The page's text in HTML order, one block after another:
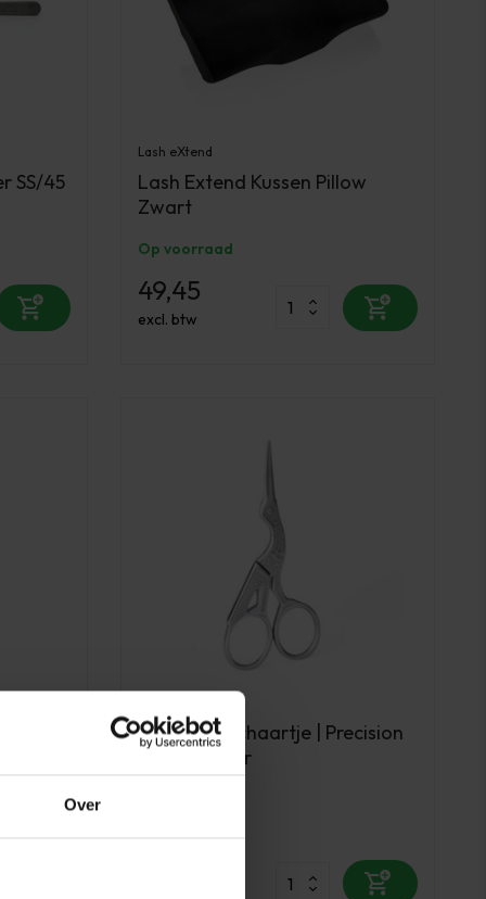
Over
SS/45
Lash eXtend
Lash Extend Kussen Pillow
Zwart
Op voorraad
49,45
excl. btw
Ooievaar Schaartje | Precision
Scissor Zilver